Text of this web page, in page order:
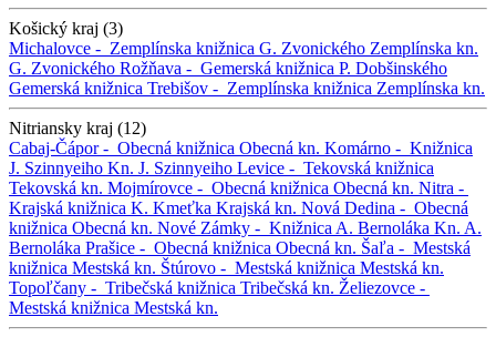
Košický kraj (3)
Michalovce - Zemplínska knižnica G. Zvonického Zemplínska kn.
G. Zvonického Rožňava - Gemerská knižnica P. Dobšinského
Gemerská knižnica Trebišov - Zemplínska knižnica Zemplínska kn.
Nitriansky kraj (12)
Cabaj-Čápor - Obecná knižnica Obecná kn. Komárno - Knižnica
J. Szinnyeiho Kn. J. Szinnyeiho Levice - Tekovská knižnica
Tekovská kn. Mojmírovce - Obecná knižnica Obecná kn. Nitra -
Krajská knižnica K. Kmeťka Krajská kn. Nová Dedina - Obecná
knižnica Obecná kn. Nové Zámky - Knižnica A. Bernoláka Kn. A.
Bernoláka Prašice - Obecná knižnica Obecná kn. Šaľa - Mestská
knižnica Mestská kn. Štúrovo - Mestská knižnica Mestská kn.
Topoľčany - Tribečská knižnica Tribečská kn. Želiezovce -
Mestská knižnica Mestská kn.